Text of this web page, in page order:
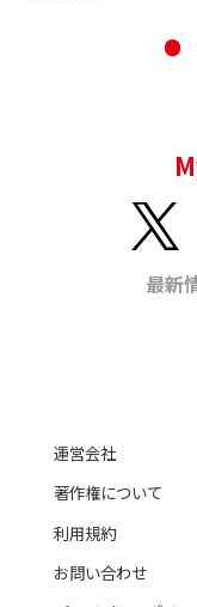
運営会社
著作権について
利用規約
お問い合わせ